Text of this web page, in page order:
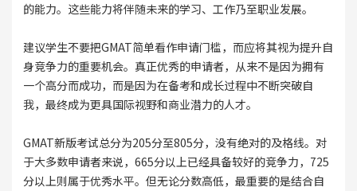
的能力。这些能力将伴随未来的学习、工作乃至职业发展。
建议学生不要把GMAT简单看作申请门槛，而应将其视为提升自
身竞争力的重要机会。真正优秀的申请者，从来不是因为拥有
一个高分而成功，而是因为在备考和成长过程中不断突破自
我，最终成为更具国际视野和商业潜力的人才。
GMAT新版考试总分为205分至805分，没有绝对的及格线。对
于大多数申请者来说，665分以上已经具备较好的竞争力，725
分以上则属于优秀水平。但无论分数高低，最重要的是结合自